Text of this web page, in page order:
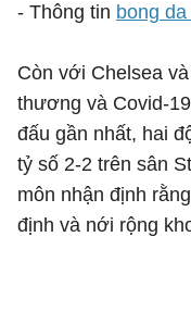
- Thông tin bong da
Còn với Chelsea
thương và Covid-
đấu gần nhất, hai
tỷ số 2-2 trên sân
môn nhận định
định và nới rộng